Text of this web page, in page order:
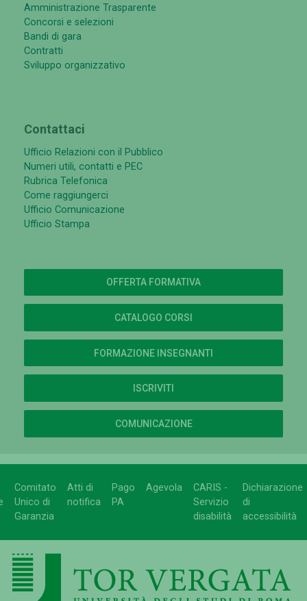
Amministrazione Trasparente
Concorsi e selezioni
Bandi di gara
Contratti
Sviluppo organizzativo
Contattaci
Ufficio Relazioni con il Pubblico
Numeri utili, contatti e PEC
Rubrica Telefonica
Come raggiungerci
Ufficio Comunicazione
Ufficio Stampa
OFFERTA FORMATIVA
CATALOGO CORSI
FORMAZIONE INSEGNANTI
ISCRIVITI
COMUNICAZIONE
Comitato
Unico di
Garanzia
Atti di
notifica
Pago
PA
Agevola
CARIS -
Servizio
disabilità
Dichiarazione
di
accessibilità